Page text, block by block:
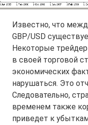
Известно, что
GBP/USD
Некоторые
в своей торговой
экономических
нарушаться. Это
Следовательно,
временем также
приведет к